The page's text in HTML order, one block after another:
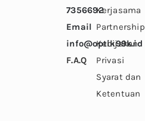
7356692
Email
info@optik99k.id
F.A.Q
Kerjasama
Partnership
Kebijakan
Privasi
Syarat dan
Ketentuan